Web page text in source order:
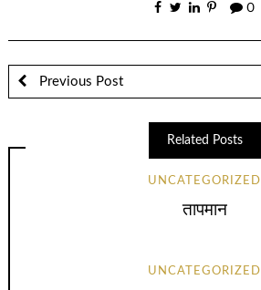
0
Previous Post
Related Posts
UNCATEGORIZED
तापमान
UNCATEGORIZED